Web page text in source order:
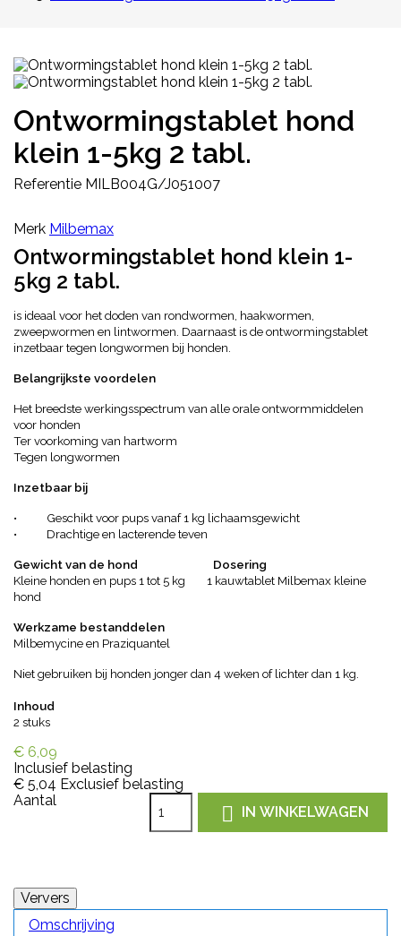
Ontwormingstablet hond
klein 1-5kg 2 tabl.
Referentie MILB004G/J051007
Merk Milbemax
Ontwormingstablet hond klein 1-
5kg 2 tabl.
is ideaal voor het doden van rondwormen, haakwormen,
zweepwormen en lintwormen. Daarnaast is de ontwormingstablet
inzetbaar tegen longwormen bij honden.
Belangrijkste voordelen
Het breedste werkingsspectrum van alle orale ontwormmiddelen
voor honden
Ter voorkoming van hartworm
Tegen longwormen
Inzetbaar bij
• Geschikt voor pups vanaf 1 kg lichaamsgewicht
• Drachtige en lacterende teven
Gewicht van de hond Dosering
Kleine honden en pups 1 tot 5 kg 1 kauwtablet Milbemax kleine
hond
Werkzame bestanddelen
Milbemycine en Praziquantel
Niet gebruiken bij honden jonger dan 4 weken of lichter dan 1 kg.
Inhoud
2 stuks
€ 6,09
Inclusief belasting
€ 5,04 Exclusief belasting
Aantal
 IN WINKELWAGEN
Omschrijving